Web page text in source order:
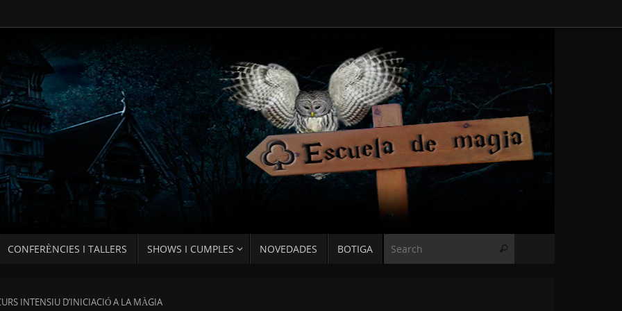
CONFERÈNCIES I TALLERS SHOWS I CUMPLES NOVEDADES BOTIGA Search
INTENSIU D’INICIACIÓ A LA MÀGIA